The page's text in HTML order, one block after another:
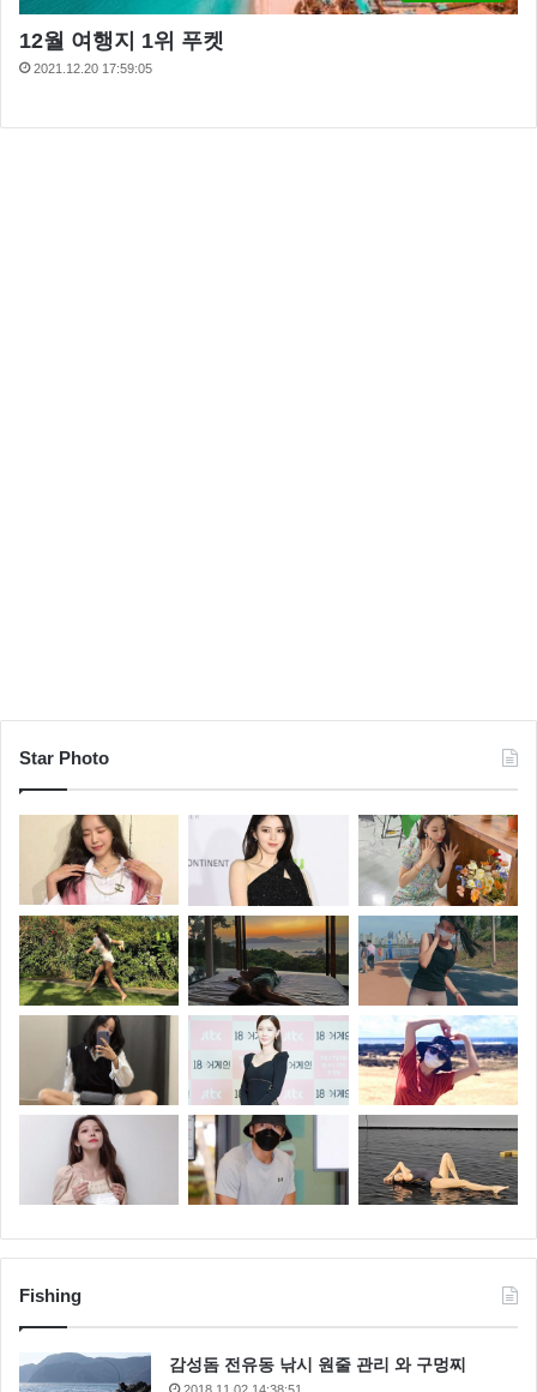
12월 여행지 1위 푸켓
2021.12.20 17:59:05
Star Photo
Fishing
감성돔 전유동 낚시 원줄 관리 와 구멍찌